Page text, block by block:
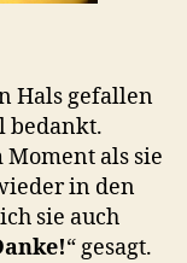
Hals gefallen
bedankt.
als sie
in den
sie auch
“ gesagt.